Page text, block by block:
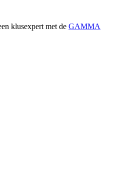
klusexpert met de GAMMA